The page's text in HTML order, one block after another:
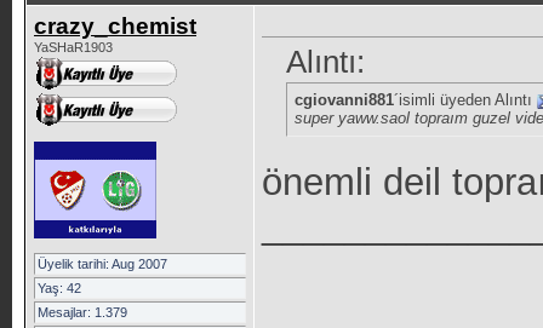
crazy_chemist
YaSHaR1903
Üyelik tarihi: Aug 2007
Yaş: 42
Mesajlar: 1.379
Alıntı:
cgiovanni881´isimli üyeden Alıntı
super yaww.saol topraım guzel
önemli deil